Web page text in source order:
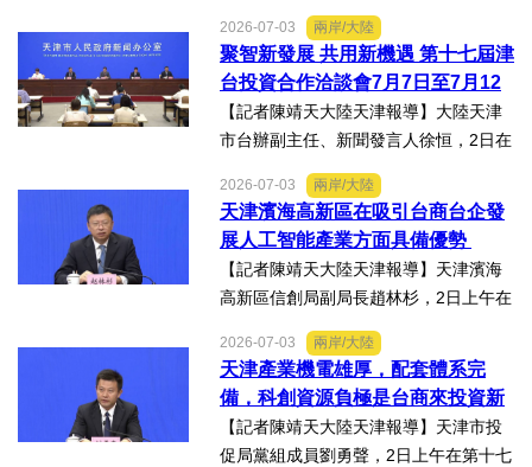
品專項對接活動」於7月13日至16日舉
行。近30名台商代表跨海而來，踏訪貴
州生態食品產業一線，...
2026-07-03 兩岸/大陸
聚智新發展 共用新機遇 第十七屆津
台投資合作洽談會7月7日至7月12
日在天津舉辦
【記者陳靖天大陸天津報導】大陸天津
市台辦副主任、新聞發言人徐恒，2日在
會上表示，津台投資合作洽談會，從200
8年至今已成功舉辦16屆，津台會已成為
兩岸重要的經貿交流合...
2026-07-03 兩岸/大陸
天津濱海高新區在吸引台商台企發
展人工智能產業方面具備優勢
【記者陳靖天大陸天津報導】天津濱海
高新區信創局副局長趙林杉，2日上午在
會上，針對吸引臺商臺企來津發展人工
智能產業方面具備優勢表示，高新區作
為國家自主創新示範區，也...
2026-07-03 兩岸/大陸
天津產業機電雄厚，配套體系完
備，科創資源負極是台商來投資新
業的理想沃土
【記者陳靖天大陸天津報導】天津市投
促局黨組成員劉勇聲，2日上午在第十七